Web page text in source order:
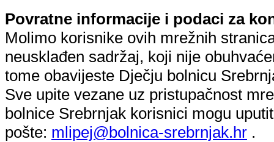
Povratne informacije i podaci za
Molimo korisnike ovih mrežnih
neusklađen sadržaj, koji nije
tome obavijeste Dječju bolnicu
Sve upite vezane uz pristupačnost
bolnice Srebrnjak korisnici mogu
pošte: mlipej@bolnica-srebrnjak.hr .